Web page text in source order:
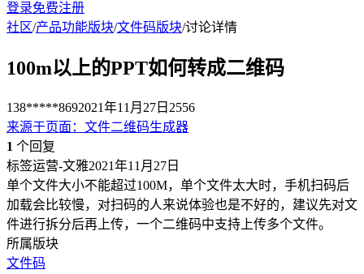
登录免费注册
社区/产品功能版块/文件码版块/讨论详情
100m以上的PPT如何转成二维码
138*****8692021年11月27日 2556
来源于页面 ： 文件二维码生成器
1 个回复
标签运营-文雅2021年11月27日
单个文件大小不能超过100M，单个文件太大时，手机扫码后
加载会比较慢，对扫码的人来说体验也是不好的，建议先对文
件进行拆分后再上传，一个二维码中支持上传多个文件。
所属版块
文件码